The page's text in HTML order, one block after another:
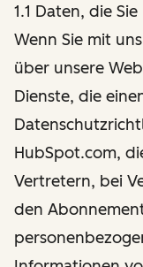
1.1 Daten, die
Wenn Sie mit
über unsere
Dienste, die
HubSpot.com,
Vertretern, bei
den